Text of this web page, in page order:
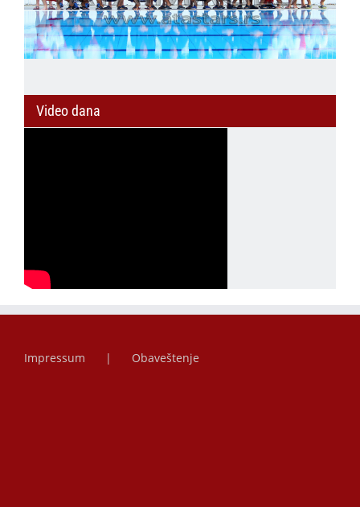
Video dana
Impressum Obaveštenje